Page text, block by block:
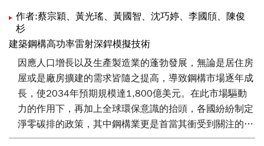
驗證其全滲透、高精度及低碳排的製程效益。研究結果顯
示，新工法可減少填料90%、能源消耗與碳排逾70%，未
來此技術可延伸至風電、石化與大型鋼構工程，推動鋼構
產業邁向智慧化、低碳化與國際化發展。
作者:蔡宗穎、黃光瑤、黃國智、沈巧婷、李國頎、陳俊
杉
建築鋼構高功率雷射深銲模擬技術
因應人口增長以及生產製造業的蓬勃發展，無論是居住房
屋或是廠房擴建的需求皆隨之提高，導致鋼構市場逐年成
長，使2034年預期規模達1,800億美元。在此市場驅動
力的作用下，再加上全球環保意識的抬頭，各國紛紛制定
淨零碳排的政策，其中鋼構業更是首當其衝受到關注的產
業之一。為此，雷射銲接新工法成為一項克服產能以及降